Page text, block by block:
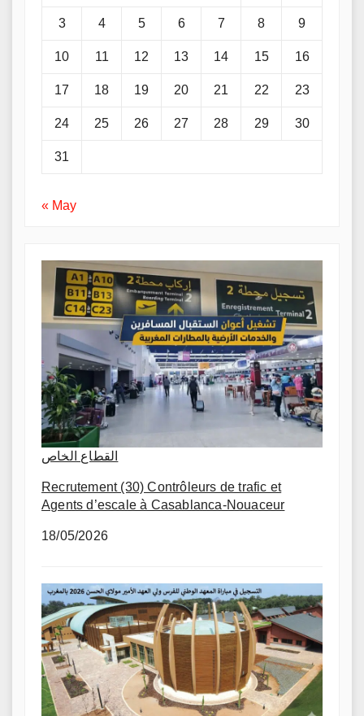
3 4 5 6 7 8 9
10 11 12 13 14 15 16
17 18 19 20 21 22 23
24 25 26 27 28 29 30
31
« May
القطاع الخاص
Recrutement (30) Contrôleurs de trafic et
Agents d’escale à Casablanca-Nouaceur
18/05/2026